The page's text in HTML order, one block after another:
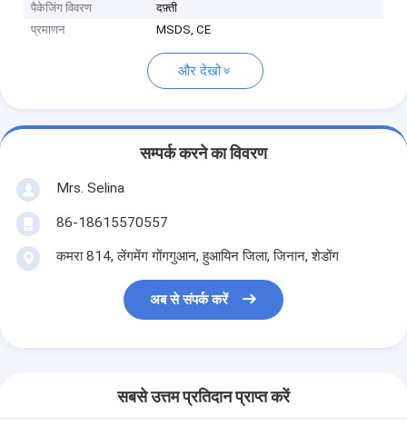
पैकेजिंग विवरण
दफ़्ती
प्रमाणन
MSDS, CE
और देखो
सम्पर्क करने का विवरण
Mrs. Selina
86-18615570557
कमरा 814, लेंगमेंग गोंगगुआन, हुआयिन जिला, जिनान, शेडोंग
अब से संपर्क करें
सबसे उत्तम प्रतिदान प्राप्त करें